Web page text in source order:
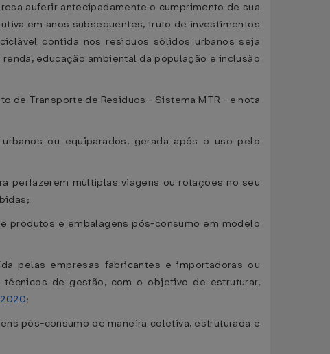
auferir antecipadamente o cumprimento de sua
em anos subsequentes, fruto de investimentos
contida nos resíduos sólidos urbanos seja
educação ambiental da população e inclusão
de Transporte de Resíduos - Sistema MTR - e nota
ou equiparados, gerada após o uso pelo
perfazerem múltiplas viagens ou rotações no seu
produtos e embalagens pós-consumo em modelo
pelas empresas fabricantes e importadoras ou
de gestão, com o objetivo de estruturar,
;
pós-consumo de maneira coletiva, estruturada e